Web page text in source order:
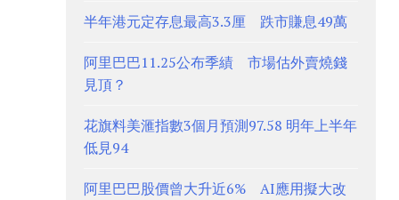
半年港元定存息最高3.3厘 跌市賺息49萬
阿里巴巴11.25公布季績 市場估外賣燒錢
見頂？
花旗料美滙指數3個月預測97.58 明年上半年
低見94
阿里巴巴股價曾大升近6% AI應用擬大改